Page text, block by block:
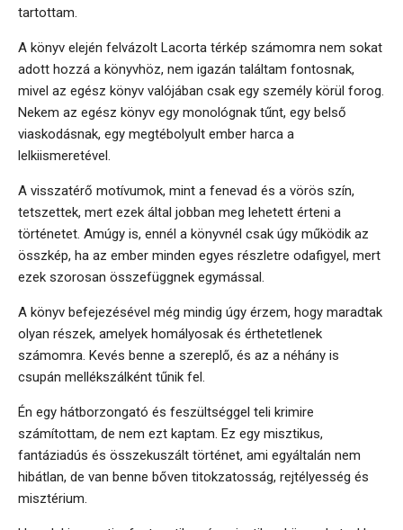
tartottam.
A könyv elején felvázolt Lacorta térkép számomra nem sokat
adott hozzá a könyvhöz, nem igazán találtam fontosnak,
mivel az egész könyv valójában csak egy személy körül forog.
Nekem az egész könyv egy monológnak tűnt, egy belső
viaskodásnak, egy megtébolyult ember harca a
lelkiismeretével.
A visszatérő motívumok, mint a fenevad és a vörös szín,
tetszettek, mert ezek által jobban meg lehetett érteni a
történetet. Amúgy is, ennél a könyvnél csak úgy működik az
összkép, ha az ember minden egyes részletre odafigyel, mert
ezek szorosan összefüggnek egymással.
A könyv befejezésével még mindig úgy érzem, hogy maradtak
olyan részek, amelyek homályosak és érthetetlenek
számomra. Kevés benne a szereplő, és az a néhány is
csupán mellékszálként tűnik fel.
Én egy hátborzongató és feszültséggel teli krimire
számítottam, de nem ezt kaptam. Ez egy misztikus,
fantáziadús és összekuszált történet, ami egyáltalán nem
hibátlan, de van benne bőven titokzatosság, rejtélyesség és
misztérium.